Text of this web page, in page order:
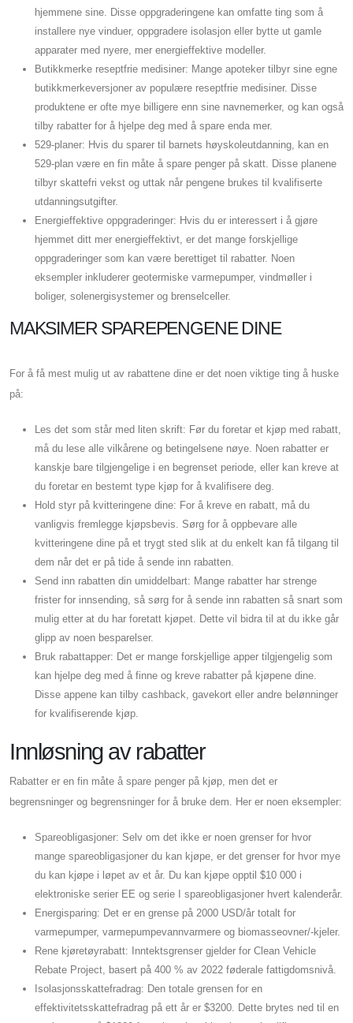
hjemmene sine. Disse oppgraderingene kan omfatte ting som å
installere nye vinduer, oppgradere isolasjon eller bytte ut gamle
apparater med nyere, mer energieffektive modeller.
Butikkmerke reseptfrie medisiner: Mange apoteker tilbyr sine egne
butikkmerkeversjoner av populære reseptfrie medisiner. Disse
produktene er ofte mye billigere enn sine navnemerker, og kan også
tilby rabatter for å hjelpe deg med å spare enda mer.
529-planer: Hvis du sparer til barnets høyskoleutdanning, kan en
529-plan være en fin måte å spare penger på skatt. Disse planene
tilbyr skattefri vekst og uttak når pengene brukes til kvalifiserte
utdanningsutgifter.
Energieffektive oppgraderinger: Hvis du er interessert i å gjøre
hjemmet ditt mer energieffektivt, er det mange forskjellige
oppgraderinger som kan være berettiget til rabatter. Noen
eksempler inkluderer geotermiske varmepumper, vindmøller i
boliger, solenergisystemer og brenselceller.
MAKSIMER SPAREPENGENE DINE
For å få mest mulig ut av rabattene dine er det noen viktige ting å huske
på:
Les det som står med liten skrift: Før du foretar et kjøp med rabatt,
må du lese alle vilkårene og betingelsene nøye. Noen rabatter er
kanskje bare tilgjengelige i en begrenset periode, eller kan kreve at
du foretar en bestemt type kjøp for å kvalifisere deg.
Hold styr på kvitteringene dine: For å kreve en rabatt, må du
vanligvis fremlegge kjøpsbevis. Sørg for å oppbevare alle
kvitteringene dine på et trygt sted slik at du enkelt kan få tilgang til
dem når det er på tide å sende inn rabatten.
Send inn rabatten din umiddelbart: Mange rabatter har strenge
frister for innsending, så sørg for å sende inn rabatten så snart som
mulig etter at du har foretatt kjøpet. Dette vil bidra til at du ikke går
glipp av noen besparelser.
Bruk rabattapper: Det er mange forskjellige apper tilgjengelig som
kan hjelpe deg med å finne og kreve rabatter på kjøpene dine.
Disse appene kan tilby cashback, gavekort eller andre belønninger
for kvalifiserende kjøp.
Innløsning av rabatter
Rabatter er en fin måte å spare penger på kjøp, men det er
begrensninger og begrensninger for å bruke dem. Her er noen eksempler:
Spareobligasjoner: Selv om det ikke er noen grenser for hvor
mange spareobligasjoner du kan kjøpe, er det grenser for hvor mye
du kan kjøpe i løpet av et år. Du kan kjøpe opptil $10 000 i
elektroniske serier EE og serie I spareobligasjoner hvert kalenderår.
Energisparing: Det er en grense på 2000 USD/år totalt for
varmepumper, varmepumpevannvarmere og biomasseovner/-kjeler.
Rene kjøretøyrabatt: Inntektsgrenser gjelder for Clean Vehicle
Rebate Project, basert på 400 % av 2022 føderale fattigdomsnivå.
Isolasjonsskattefradrag: Den totale grensen for en
effektivitetsskattefradrag på ett år er $3200. Dette brytes ned til en